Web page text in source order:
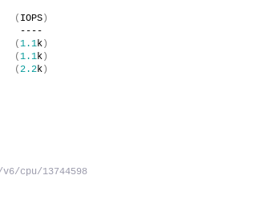
( IOPS )
----
(1.1k )
(1.1k )
(2.2k )
cpu/13744598